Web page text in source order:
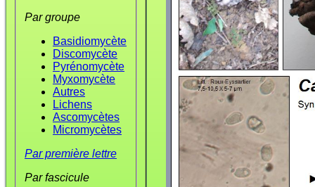
Par groupe
Basidiomycète
Discomycète
Pyrénomycète
Myxomycète
Autres
Lichens
Ascomycètes
Micromycètes
Par première lettre
Par fascicule